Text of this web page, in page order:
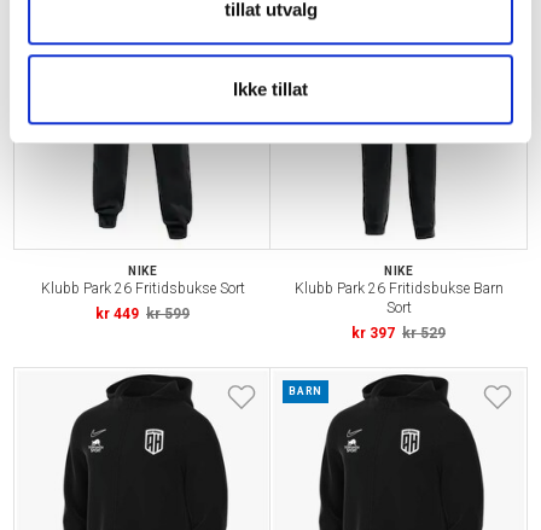
tillat utvalg
Ikke tillat
NIKE
Klubb Park 26 Fritidsbukse Sort
kr 449 kr 599
BARN
NY
NIKE
Klubb Park 26 Fritidsbukse Barn
Sort
kr 397 kr 529
BARN